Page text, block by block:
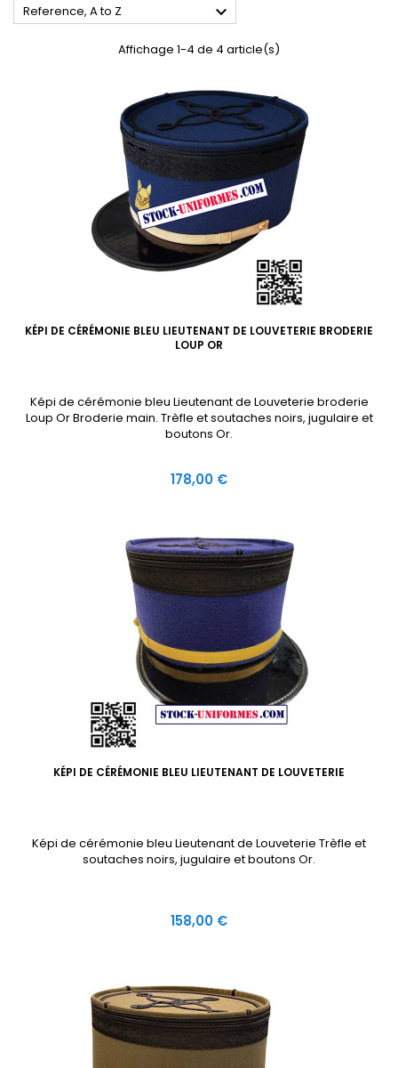
Reference, A to Z 
Affichage 1-4 de 4 article(s)
KÉPI DE CÉRÉMONIE BLEU LIEUTENANT DE LOUVETERIE BRODERIE
LOUP OR
Képi de cérémonie bleu Lieutenant de Louveterie broderie
Loup Or Broderie main. Trèfle et soutaches noirs, jugulaire et
boutons Or.
Prix
178,00 €
KÉPI DE CÉRÉMONIE BLEU LIEUTENANT DE LOUVETERIE
Képi de cérémonie bleu Lieutenant de Louveterie Trèfle et
soutaches noirs, jugulaire et boutons Or.
Prix
158,00 €